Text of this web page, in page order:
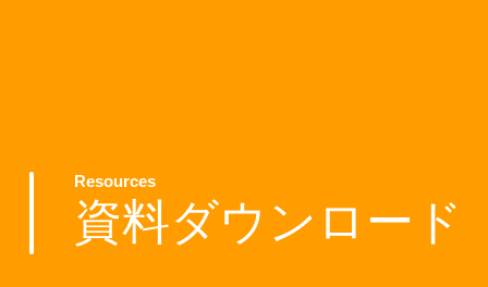
Resources
資料ダウンロード